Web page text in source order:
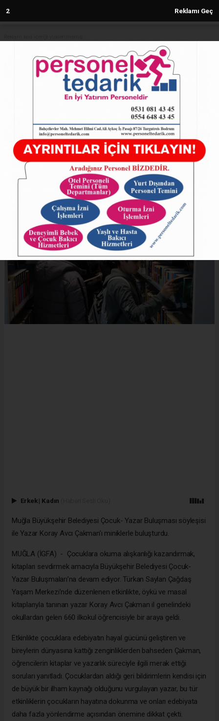
1 Reklamı Geç
Anasayfa
Muğla'da çocuklarla edebiyat dolu
bir gün
03.01.2025 - 14:05, Güncelleme: 03.01.2025 - 14:05
5361+ kez okundu.
ABONE OL
Erkek | Kadın
Muğla Büyükşehir Belediyesi Çocuk- Yazar Buluşması söyleşisi
ile Yazar Koray Avcı Çakman’ı miniklerle buluşturdu.
MUĞLA (İGFA) - Çocuklara okuma alışkanlığı kazandırmak,
kitapları sevdirmek amacıyla Büyükşehir Belediyesi Çocuk-
Yazar Buluşmaları’na devam ediyor. Türkan Saylan Çağdaş
Yaşam Merkezi’nde düzenlenen etkinlikte, öykü ve masal
kitaplarıyla tanınan yazar Koray Avcı Çakman il genelindeki
okullardan gelen 660 ilkokul öğrencisiyle bir araya geldi.
Etkinlikte çocuklara edebiyatın hayal gücünü geliştiren ve
bireylerin dünyasına kattığı zenginliklerden bahseden Çakman,
öğrencilerin kitaplar ve yazarlık süreciyle ilgili merak ettiği
soruları yanıtladı. Çocuklardan aldığı geri bildirimlerin kendisi için
de büyük bir ilham kaynağı olduğunu vurgulayan yazar, bu tür
etkinliklerin çocukların hayatına dokunma ve onları edebiyata
daha fazla yönlendirme açısından önemine dikkat çekti.